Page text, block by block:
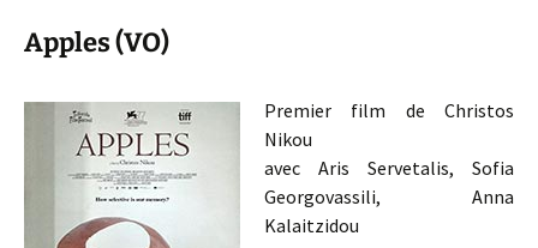
Apples (VO)
Premier film de Christos
Nikou
avec Aris Servetalis, Sofia
Georgovassili, Anna
Kalaitzidou